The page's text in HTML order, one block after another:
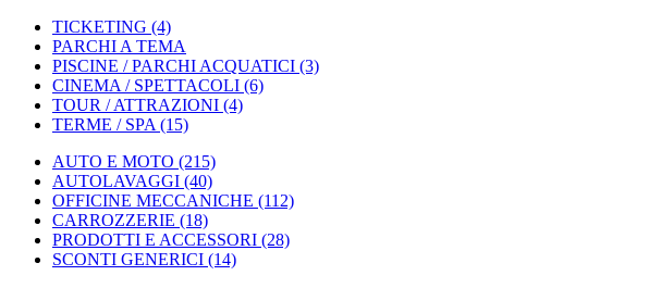
TICKETING (4)
PARCHI A TEMA
PISCINE / PARCHI ACQUATICI (3)
CINEMA / SPETTACOLI (6)
TOUR / ATTRAZIONI (4)
TERME / SPA (15)
AUTO E MOTO (215)
AUTOLAVAGGI (40)
OFFICINE MECCANICHE (112)
CARROZZERIE (18)
PRODOTTI E ACCESSORI (28)
SCONTI GENERICI (14)